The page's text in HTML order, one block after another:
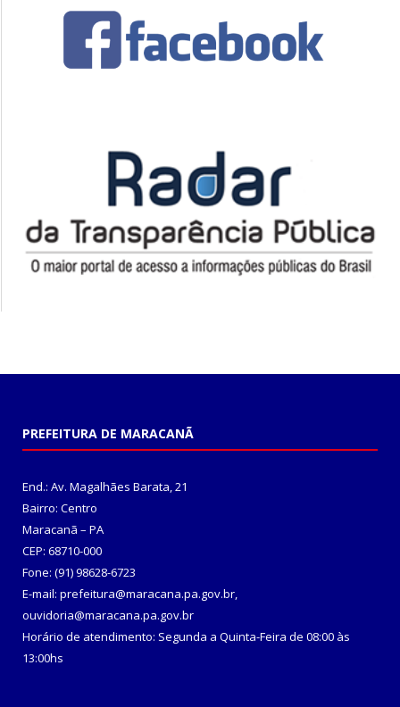
PREFEITURA DE MARACANÃ
End.: Av. Magalhães Barata, 21
Bairro: Centro
Maracanã – PA
CEP: 68710-000
Fone: (91) 98628-6723
E-mail: prefeitura@maracana.pa.gov.br,
ouvidoria@maracana.pa.gov.br
Horário de atendimento: Segunda a Quinta-Feira de 08:00 às
13:00hs